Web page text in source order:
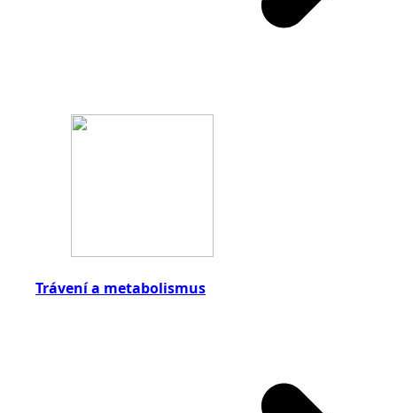
Trávení a metabolismus